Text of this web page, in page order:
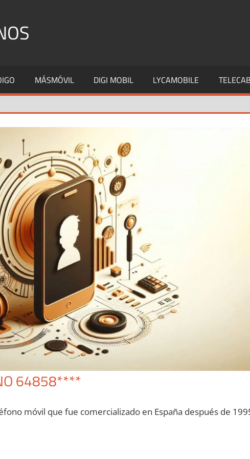
MÁSMÓVIL DIGI MOBIL LYCAMOBILE
64858****
móvil quе fue comercializado en España después dе